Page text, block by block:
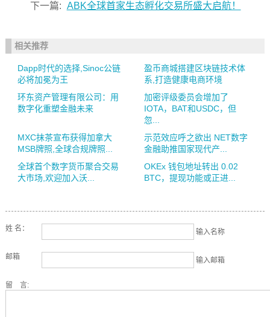
下一篇: ABK全球首家生态孵化交易所盛大启航！
相关推荐
Dapp时代的选择,Sinoc公链
必将加冕为王
盈币商城搭建区块链技术体
系,打造健康电商环境
环东资产管理有限公司：用
数字化重塑金融未来
加密评级委员会增加了
IOTA，BAT和USDC，但
忽...
MXC抹茶宣布获得加拿大
MSB牌照,全球合规牌照...
示范效应呼之欲出 NET数字
金融助推国家现代产...
全球首个数字货币聚合交易
大市场,欢迎加入沃...
OKEx 钱包地址转出 0.02
BTC，提现功能或正进...
姓 名： 输入名称
邮箱 输入邮箱
留 言: